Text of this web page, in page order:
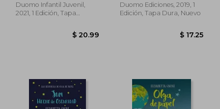
Duomo Infantil Juvenil,
2021, 1 Edición, Tapa
$ 20.99
Duomo Ediciones, 2019, 1
Edición, Tapa Dura, Nuevo